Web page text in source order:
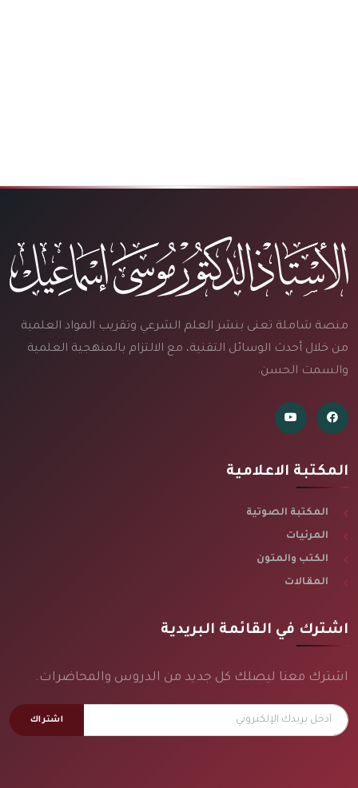
منصة شاملة تعنى بنشر العلم الشرعي وتقريب المواد العلمية
من خلال أحدث الوسائل التقنية، مع الالتزام بالمنهجية العلمية
والسمت الحسن.
المكتبة الاعلامية
المكتبة الصوتية
المرئيات
الكتب والمتون
المقالات
اشترك في القائمة البريدية
اشترك معنا ليصلك كل جديد من الدروس والمحاضرات.
اشتراك